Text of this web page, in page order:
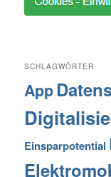
SCHLAGWÖRTER
App
Einsparpotential